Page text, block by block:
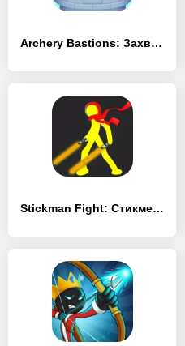
Archery Bastions: Захват замка
Stickman Fight: Стикмен игра